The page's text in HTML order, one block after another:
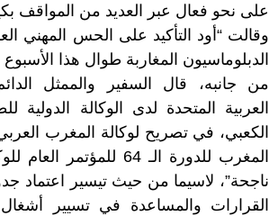
على نحو فعال عبر العديد من المواقف
وقالت “أود التأكيد على الحس المهني
الدبلوماسيون المغاربة طوال هذا
من جانبه، قال السفير والممثل
العربية المتحدة لدى الوكالة الدولية
الكعبي، في تصريح لوكالة المغرب العربي
المغرب للدورة الـ 64
ناجحة”، لاسيما من حيث تيسير اعتماد
القرارات والمساعدة في تسيير